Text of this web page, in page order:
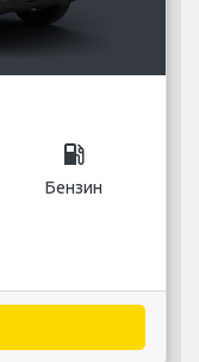
local_gas_station
Бензин